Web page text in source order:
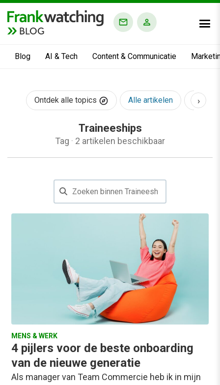
BLOG
Blog AI & Tech Content & Communicatie
Ontdek alle topics Alle artikelen AI &
›
Traineeships
Tag · 2 artikelen beschikbaar
MENS & WERK
4 pijlers voor de beste onboarding
van de nieuwe generatie
Als manager van Team Commercie heb ik in mijn